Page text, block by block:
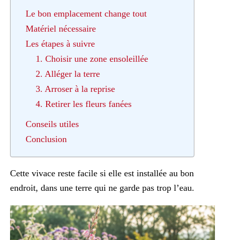
Le bon emplacement change tout
Matériel nécessaire
Les étapes à suivre
1. Choisir une zone ensoleillée
2. Alléger la terre
3. Arroser à la reprise
4. Retirer les fleurs fanées
Conseils utiles
Conclusion
Cette vivace reste facile si elle est installée au bon
endroit, dans une terre qui ne garde pas trop l’eau.